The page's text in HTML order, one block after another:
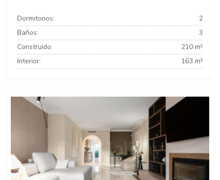
Dormitorios:
2
Baños:
3
Construido:
210 m²
Interior:
163 m²